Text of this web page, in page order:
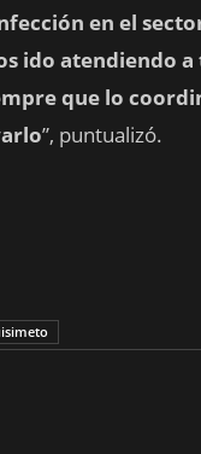
en el
ido atendiendo a
que lo
”, puntualizó.